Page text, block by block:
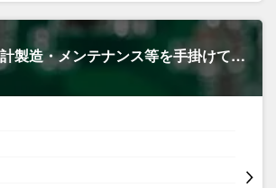
製造・メンテナンス等を手掛けて…